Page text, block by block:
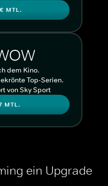
MTL.
dem Kino.
Top-Serien.
von Sky Sport
MTL.
ein Upgrade